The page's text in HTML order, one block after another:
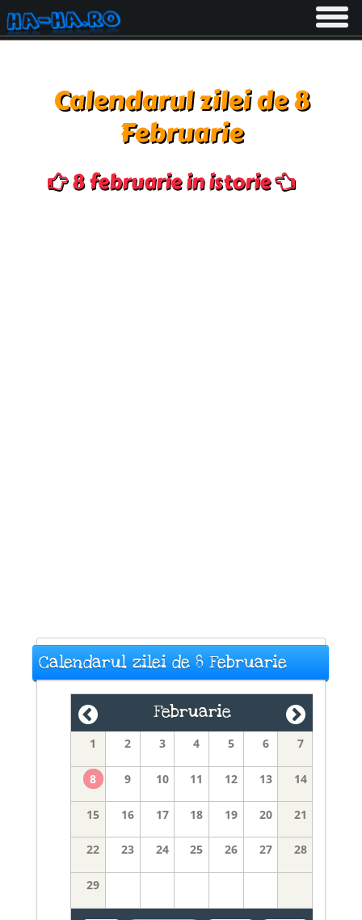
Toggle
Calendarul zilei de 8
Februarie
8 februarie in istorie
Calendarul zilei de 8 Februarie
Februarie
1 2 3 4 5 6 7
8 9 10 11 12 13 14
15 16 17 18 19 20 21
22 23 24 25 26 27 28
29